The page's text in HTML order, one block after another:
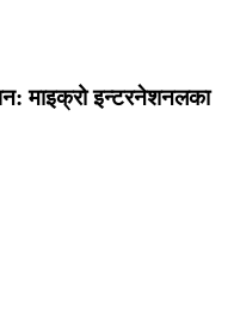
माइक्रो इन्टरनेशनलका